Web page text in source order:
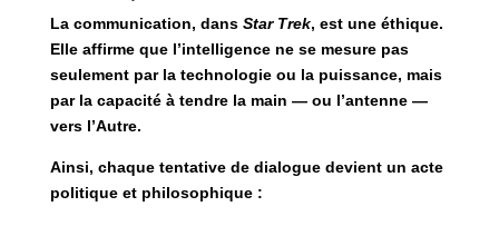
La communication, dans Star Trek, est une éthique.
Elle affirme que l’intelligence ne se mesure pas
seulement par la technologie ou la puissance, mais
par la capacité à tendre la main — ou l’antenne —
vers l’Autre.
Ainsi, chaque tentative de dialogue devient un acte
politique et philosophique :